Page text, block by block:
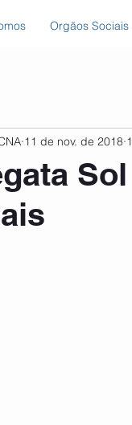
Orgãos Sociais
11 de nov. de 2018